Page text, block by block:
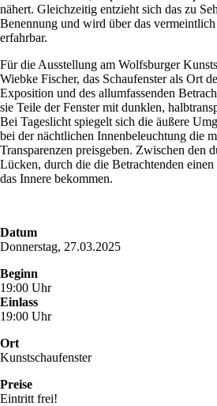
nähert. Gleichzeitig entzieht sich das zu
Benennung und wird über das
erfahrbar.
Für die Ausstellung am Wolfsburger
Wiebke Fischer, das Schaufenster als Ort
Exposition und des allumfassenden
sie Teile der Fenster mit dunklen,
Bei Tageslicht spiegelt sich die äußere
bei der nächtlichen Innenbeleuchtung die
Transparenzen preisgeben. Zwischen den
Lücken, durch die die Betrachtenden
das Innere bekommen.
Datum
Donnerstag, 27.03.2025
Beginn
19:00 Uhr
Einlass
19:00 Uhr
Ort
Kunstschaufenster
Preise
Eintritt frei!